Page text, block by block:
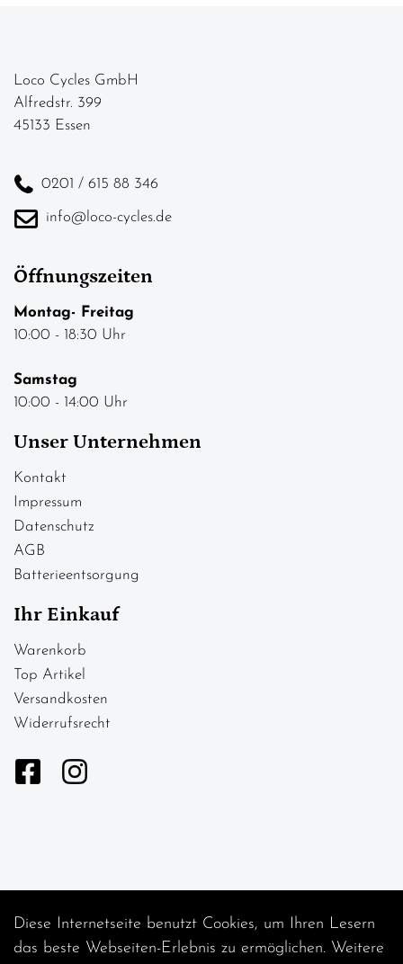
Loco Cycles GmbH
Alfredstr. 399
45133 Essen
0201 / 615 88 346
info@loco-cycles.de
Öffnungszeiten
Montag- Freitag
10:00 - 18:30 Uhr
Samstag
10:00 - 14:00 Uhr
Unser Unternehmen
Kontakt
Impressum
Datenschutz
AGB
Batterieentsorgung
Ihr Einkauf
Warenkorb
Top Artikel
Versandkosten
Widerrufsrecht
Diese Internetseite benutzt Cookies, um Ihren Lesern
das beste Webseiten-Erlebnis zu ermöglichen. Weitere
Auftrag widerrufen